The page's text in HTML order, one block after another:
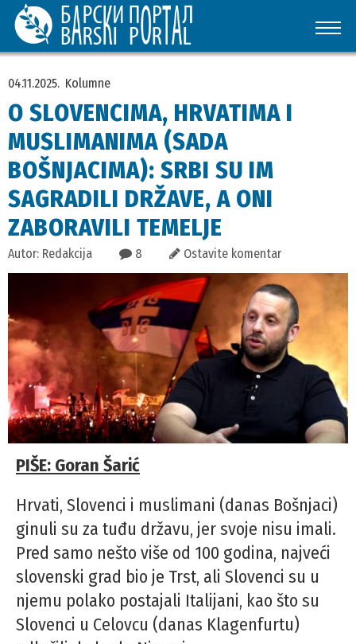
04.11.2025. Kolumne
O SLOVENCIMA, HRVATIMA I
MUSLIMANIMA (SADA
BOŠNJACIMA): SRBI SU IM
SAGRADILI DRŽAVE, A ONI
ZABORAVILI TEMELJE
Autor: Redakcija 8 Ostavite komentar
PIŠE: Goran Šarić
Hrvati, Slovenci i muslimani (danas Bošnjaci)
ginuli su za tuđu državu, jer svoje nisu imali.
Pred samo nešto više od 100 godina, najveći
slovenski grad bio je Trst, ali Slovenci su u
njemu polako postajali Italijani, kao što su
Slovenci u Celovcu (danas Klagenfurtu)